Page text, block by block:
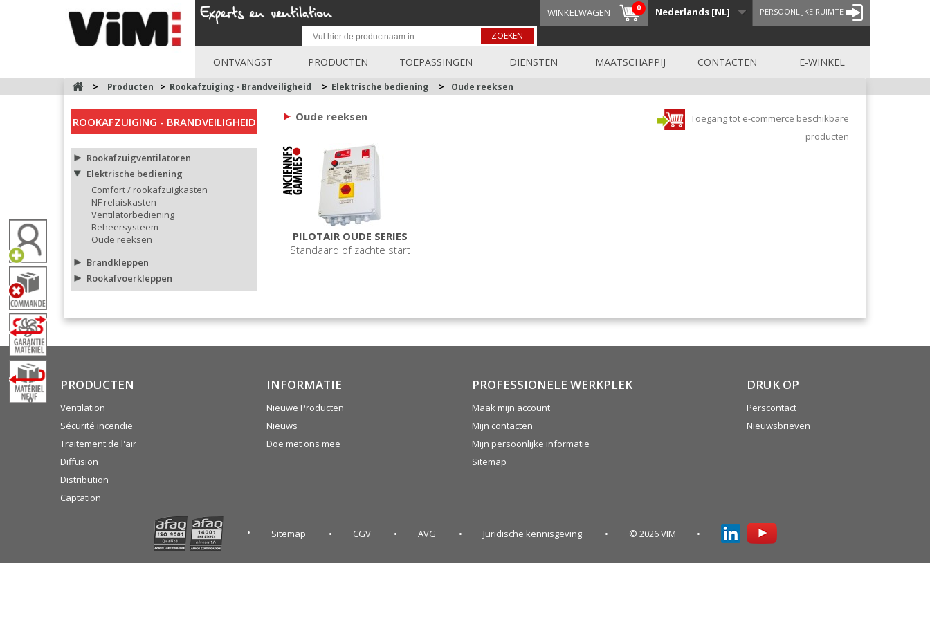
PERSOONLIJKE RUIMTE
Nederlands [NL]
WINKELWAGEN 0
ZOEKEN
ONTVANGST PRODUCTEN TOEPASSINGEN DIENSTEN MAATSCHAPPIJ CONTACTEN E-WINKEL
0
> Producten > Rookafzuiging - Brandveiligheid > Elektrische bediening > Oude reeksen
ROOKAFZUIGING - BRANDVEILIGHEID
Rookafzuigventilatoren
Elektrische bediening
Comfort / rookafzuigkasten
NF relaiskasten
Ventilatorbediening
Beheersysteem
Oude reeksen
Brandkleppen
Rookafvoerkleppen
Oude reeksen
Toegang tot e-commerce beschikbare
producten
PILOTAIR OUDE SERIES
Standaard of zachte start
PRODUCTEN
Ventilation
Sécurité incendie
Traitement de l'air
Diffusion
Distribution
Captation
INFORMATIE
Nieuwe Producten
Nieuws
Doe met ons mee
PROFESSIONELE WERKPLEK
Maak mijn account
Mijn contacten
Mijn persoonlijke informatie
Sitemap
DRUK OP
Perscontact
Nieuwsbrieven
Sitemap CGV AVG Juridische kennisgeving © 2026 VIM